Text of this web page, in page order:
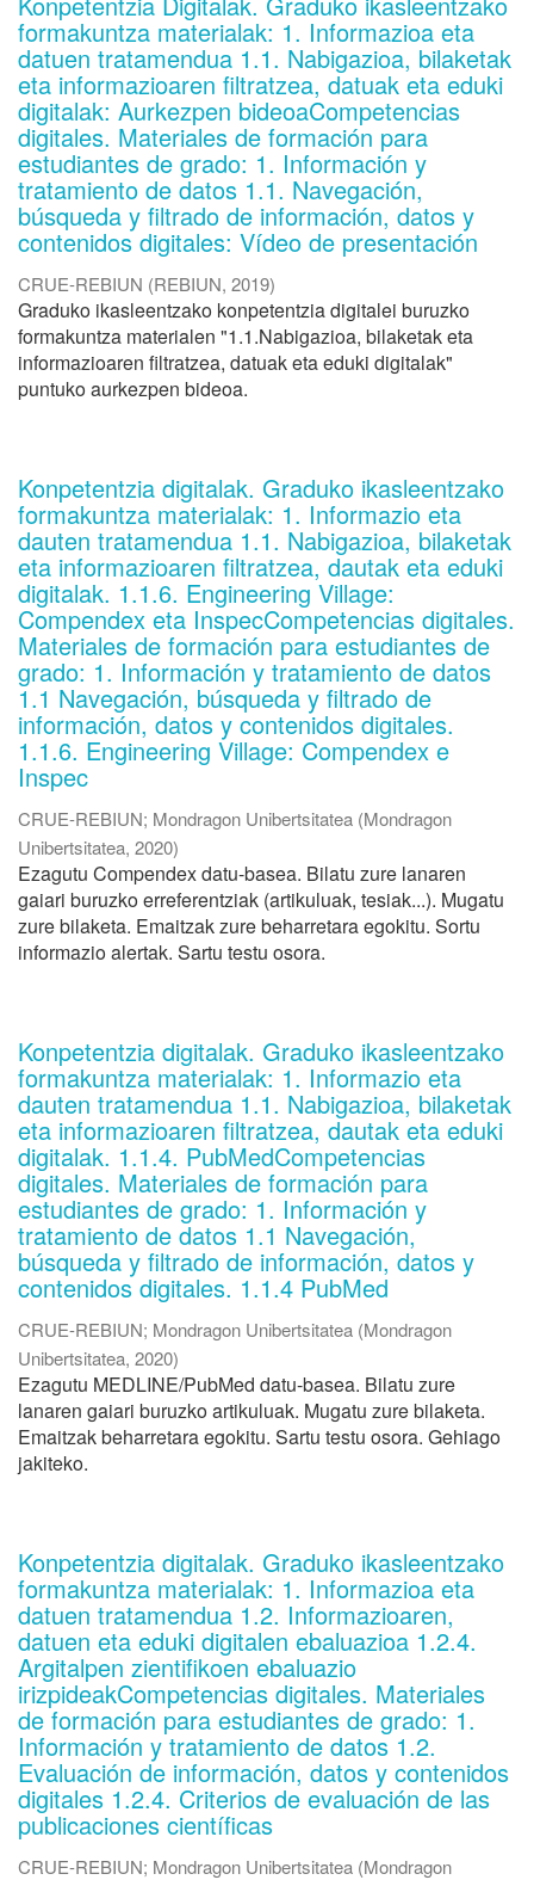
formakuntza materialak: 1. Informazioa eta
datuen tratamendua 1.1. Nabigazioa, bilaketak
eta informazioaren filtratzea, datuak eta eduki
digitalak: Aurkezpen bideoaCompetencias
digitales. Materiales de formación para
estudiantes de grado: 1. Información y
tratamiento de datos 1.1. Navegación,
búsqueda y filtrado de información, datos y
contenidos digitales: Vídeo de presentación
CRUE-REBIUN (REBIUN, 2019)
Graduko ikasleentzako konpetentzia digitalei buruzko
formakuntza materialen "1.1.Nabigazioa, bilaketak eta
informazioaren filtratzea, datuak eta eduki digitalak"
puntuko aurkezpen bideoa.
Konpetentzia digitalak. Graduko ikasleentzako
formakuntza materialak: 1. Informazio eta
dauten tratamendua 1.1. Nabigazioa, bilaketak
eta informazioaren filtratzea, dautak eta eduki
digitalak. 1.1.6. Engineering Village:
Compendex eta InspecCompetencias digitales.
Materiales de formación para estudiantes de
grado: 1. Información y tratamiento de datos
1.1 Navegación, búsqueda y filtrado de
información, datos y contenidos digitales.
1.1.6. Engineering Village: Compendex e
Inspec
CRUE-REBIUN; Mondragon Unibertsitatea (Mondragon
Unibertsitatea, 2020)
Ezagutu Compendex datu-basea. Bilatu zure lanaren
gaiari buruzko erreferentziak (artikuluak, tesiak...). Mugatu
zure bilaketa. Emaitzak zure beharretara egokitu. Sortu
informazio alertak. Sartu testu osora.
Konpetentzia digitalak. Graduko ikasleentzako
formakuntza materialak: 1. Informazio eta
dauten tratamendua 1.1. Nabigazioa, bilaketak
eta informazioaren filtratzea, dautak eta eduki
digitalak. 1.1.4. PubMedCompetencias
digitales. Materiales de formación para
estudiantes de grado: 1. Información y
tratamiento de datos 1.1 Navegación,
búsqueda y filtrado de información, datos y
contenidos digitales. 1.1.4 PubMed
CRUE-REBIUN; Mondragon Unibertsitatea (Mondragon
Unibertsitatea, 2020)
Ezagutu MEDLINE/PubMed datu-basea. Bilatu zure
lanaren gaiari buruzko artikuluak. Mugatu zure bilaketa.
Emaitzak beharretara egokitu. Sartu testu osora. Gehiago
jakiteko.
Konpetentzia digitalak. Graduko ikasleentzako
formakuntza materialak: 1. Informazioa eta
datuen tratamendua 1.2. Informazioaren,
datuen eta eduki digitalen ebaluazioa 1.2.4.
Argitalpen zientifikoen ebaluazio
irizpideakCompetencias digitales. Materiales
de formación para estudiantes de grado: 1.
Información y tratamiento de datos 1.2.
Evaluación de información, datos y contenidos
digitales 1.2.4. Criterios de evaluación de las
publicaciones científicas
CRUE-REBIUN; Mondragon Unibertsitatea (Mondragon